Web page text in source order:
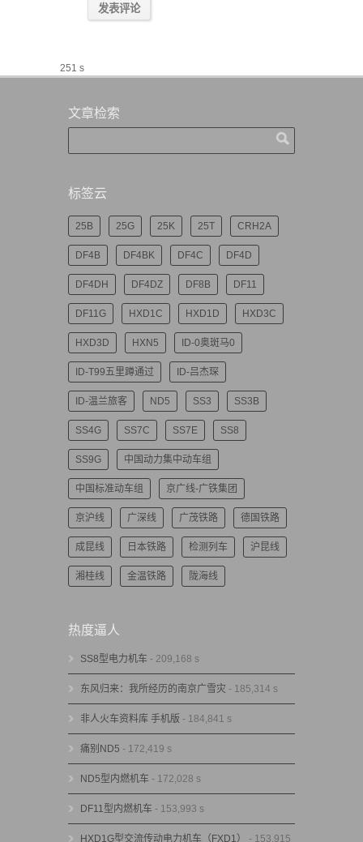
251 s
文章检索
标签云
25B 25G 25K 25T CRH2A
DF4B DF4BK DF4C DF4D
DF4DH DF4DZ DF8B DF11
DF11G HXD1C HXD1D HXD3C
HXD3D HXN5 ID-0奥斑马0
ID-T99五里蹲通过 ID-吕杰琛
ID-温兰旅客 ND5 SS3 SS3B
SS4G SS7C SS7E SS8
SS9G 中国动力集中动车组
中国标准动车组 京广线-广铁集团
京沪线 广深线 广茂铁路 德国铁路
成昆线 日本铁路 检测列车 沪昆线
湘桂线 金温铁路 陇海线
热度逼人
SS8型电力机车 - 209,168 s
东风归来：我所经历的南京广雪灾 - 185,314 s
非人火车资料库 手机版 - 184,841 s
痛别ND5 - 172,419 s
ND5型内燃机车 - 172,028 s
DF11型内燃机车 - 153,993 s
HXD1G型交流传动电力机车（FXD1） - 153,915